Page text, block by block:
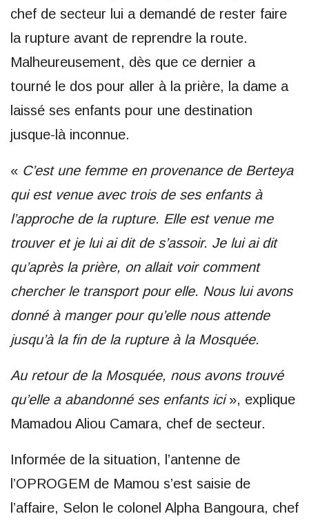
chef de secteur lui a demandé de rester faire
la rupture avant de reprendre la route.
Malheureusement, dès que ce dernier a
tourné le dos pour aller à la prière, la dame a
laissé ses enfants pour une destination
jusque-là inconnue.
« C’est une femme en provenance de Berteya
qui est venue avec trois de ses enfants à
l’approche de la rupture. Elle est venue me
trouver et je lui ai dit de s’assoir. Je lui ai dit
qu’après la prière, on allait voir comment
chercher le transport pour elle. Nous lui avons
donné à manger pour qu’elle nous attende
jusqu’à la fin de la rupture à la Mosquée.
Au retour de la Mosquée, nous avons trouvé
qu’elle a abandonné ses enfants ici», explique
Mamadou Aliou Camara, chef de secteur.
Informée de la situation, l’antenne de
l’OPROGEM de Mamou s’est saisie de
l’affaire, Selon le colonel Alpha Bangoura, chef